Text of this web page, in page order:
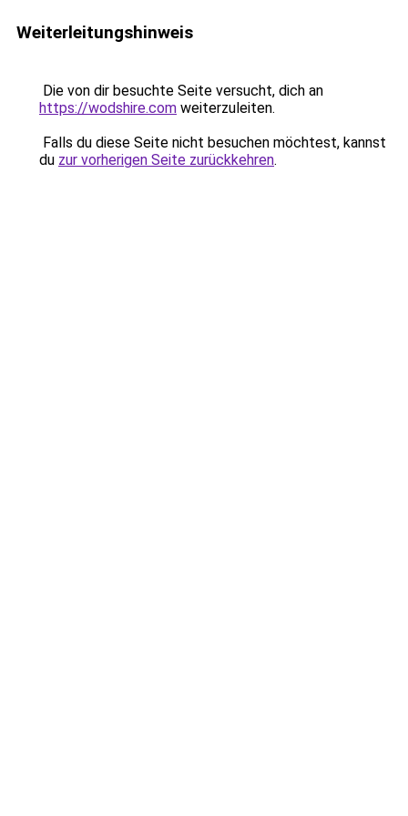
Weiterleitungshinweis
Die von dir besuchte Seite versucht, dich an
https://wodshire.com weiterzuleiten.
Falls du diese Seite nicht besuchen möchtest, kannst
du zur vorherigen Seite zurückkehren.